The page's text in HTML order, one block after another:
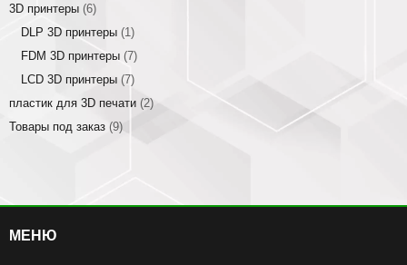
3D принтеры (6)
DLP 3D принтеры (1)
FDM 3D принтеры (7)
LCD 3D принтеры (7)
пластик для 3D печати (2)
Товары под заказ (9)
МЕНЮ